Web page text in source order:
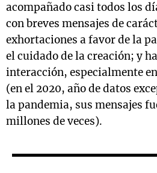
acompañado casi todos los
con breves mensajes de
exhortaciones a favor de la
el cuidado de la creación; y
interacción, especialmente
(en el 2020, año de datos
la pandemia, sus mensajes
millones de veces).